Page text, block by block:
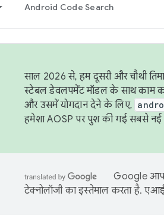
Android Code Search
साल 2026 से, हम दूसरी और चौथी
स्टेबल डेवलपमेंट मॉडल के साथ काम
और उसमें योगदान देने के लिए,
हमेशा AOSP पर पुश की गई सबसे नई
Google
टेक्नोलॉजी का इस्तेमाल करता है.